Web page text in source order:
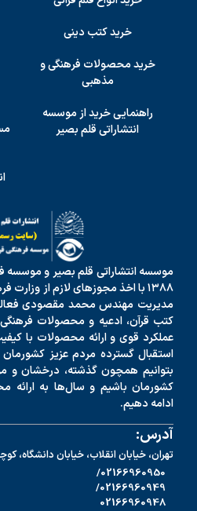
خرید کتب دینی
خرید محصولات فرهنگی و
مذهبی
راهنمایی خرید از موسسه
انتشاراتی قلم بصیر
موسسه انتشاراتی قلم بصیر و موسسه
۱۳۸۸ با اخذ مجوزهای لازم از
مدیریت مهندس محمد مقصودی
کتب قرآن، ادعیه و محصولات فرهنگی
عملکرد قوی و ارائه محصولات با
استقبال گسترده مردم عزیز
بتوانیم همچون گذشته، درخشان و
کشورمان باشیم و سال‌ها به ارائه
ادامه دهیم.
آدرس:
تهران، خیابان انقلاب، خیابان دانشگاه،
02166960950/
02166960949/
02166960948